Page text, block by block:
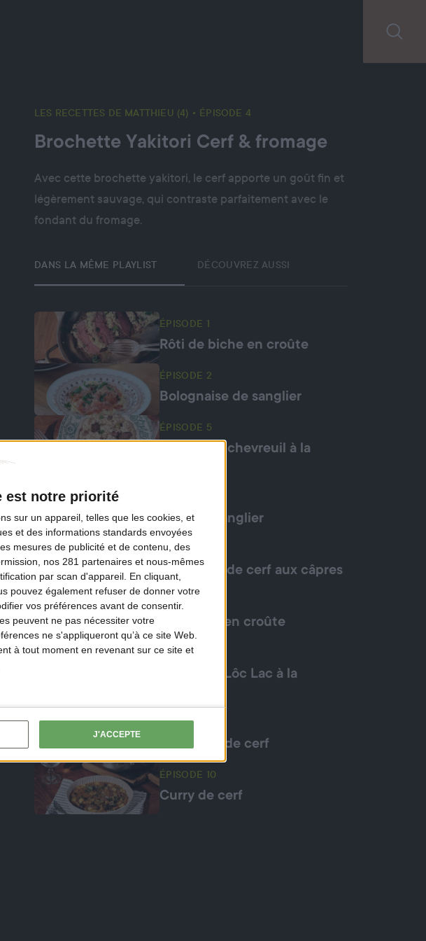
est notre priorité
sur un appareil, telles que les cookies, et
et des informations standards envoyées
mesures de publicité et de contenu, des
nos 281 partenaires et nous-mêmes
par scan d'appareil. En cliquant,
pouvez également refuser de donner votre
vos préférences avant de consentir.
peuvent ne pas nécessiter votre
ne s'appliqueront qu’à ce site Web.
à tout moment en revenant sur ce site et
J'ACCEPTE
LES RECETTES DE MATTHIEU (4) • ÉPISODE 4
Brochette Yakitori Cerf & fromage
Avec cette brochette yakitori, le cerf apporte un goût fin et
légèrement sauvage, qui contraste parfaitement avec le
fondant du fromage.
DANS LA MÊME PLAYLIST DÉCOUVREZ AUSSI
ÉPISODE 1
Rôti de biche en croûte
ÉPISODE 2
Bolognaise de sanglier
ÉPISODE 5
Risotto de chevreuil à la
Mafé de sanglier
ÉPISODE 6
Carpaccio de cerf aux câpres
ÉPISODE 7
Chevreuil en croûte
ÉPISODE 8
Chevreuil Lôc Lac à la
ÉPISODE 9
Boulettes de cerf
ÉPISODE 10
Curry de cerf